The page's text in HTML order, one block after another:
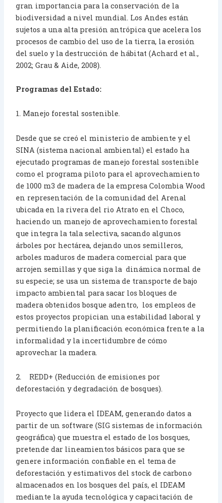
gran importancia para la conservación de la
biodiversidad a nivel mundial. Los Andes están
sujetos a una alta presión antrópica que acelera los
procesos de cambio del uso de la tierra, la erosión
del suelo y la destrucción de hábitat (Achard et al.,
2002; Grau & Aide, 2008).
Programas del Estado:
1. Manejo forestal sostenible.
Desde que se creó el ministerio de ambiente y el
SINA (sistema nacional ambiental) el estado ha
ejecutado programas de manejo forestal sostenible
como el programa piloto para el aprovechamiento
de 1000 m3 de madera de la empresa Colombia Wood
en representación de la comunidad del Arenal
ubicada en la rivera del rio Atrato en el Choco,
haciendo un manejo de aprovechamiento forestal
que integra la tala selectiva, sacando algunos
árboles por hectárea, dejando unos semilleros,
arboles maduros de madera comercial para que
arrojen semillas y que siga la dinámica normal de
su especie; se usa un sistema de transporte de bajo
impacto ambiental para sacar los bloques de
madera obtenidos bosque adentro, los empleos de
estos proyectos propician una estabilidad laboral y
permitiendo la planificación económica frente a la
informalidad y la incertidumbre de cómo
aprovechar la madera.
2. REDD+ (Reducción de emisiones por
deforestación y degradación de bosques).
Proyecto que lidera el IDEAM, generando datos a
partir de un software (SIG sistemas de información
geográfica) que muestra el estado de los bosques,
pretende dar lineamientos básicos para que se
genere información confiable en el tema de
deforestación y estimativos del stock de carbono
almacenados en los bosques del país, el IDEAM
mediante la ayuda tecnológica y capacitación de